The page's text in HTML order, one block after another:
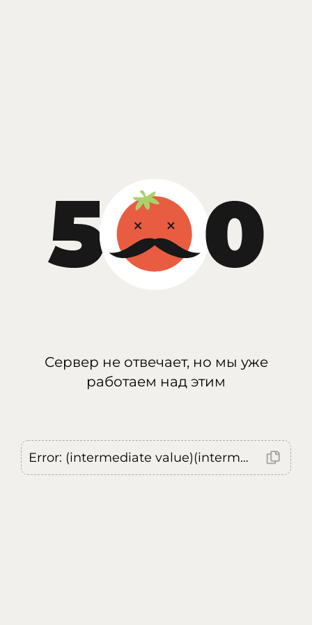
Сервер не отвечает, но мы уже
работаем над этим
Error: (intermediate value)(intermediate value)(intermediate value).replaceAll is not a function